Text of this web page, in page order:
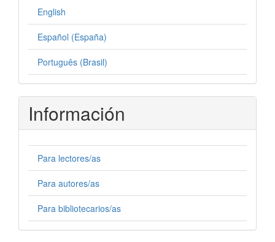
English
Español (España)
Português (Brasil)
Información
Para lectores/as
Para autores/as
Para bibliotecarios/as